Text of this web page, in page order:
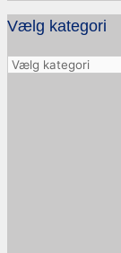
efter:
Vælg kategori
Vælg